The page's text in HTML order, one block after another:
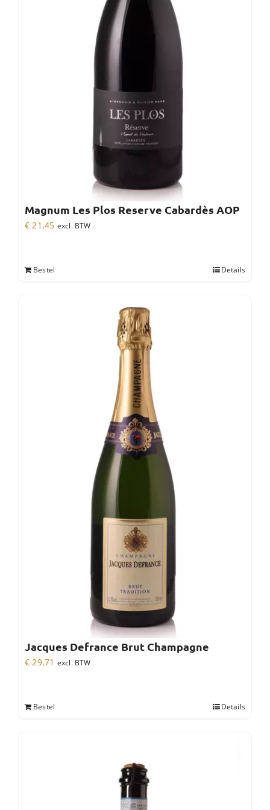
Magnum Les Plos Reserve Cabardès AOP
€ 21,45 excl. BTW
Bestel Details
Jacques Defrance Brut Champagne
€ 29,71 excl. BTW
Bestel Details